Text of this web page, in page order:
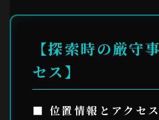
【探索時の厳守
セス】
■ 位置情報とアクセス